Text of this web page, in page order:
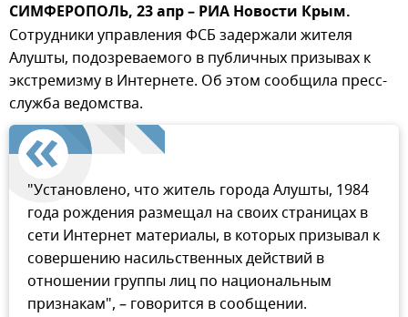
СИМФЕРОПОЛЬ, 23 апр – РИА Новости Крым.
Сотрудники управления ФСБ задержали жителя
Алушты, подозреваемого в публичных призывах к
экстремизму в Интернете. Об этом сообщила пресс-
служба ведомства.
"Установлено, что житель города Алушты, 1984
года рождения размещал на своих страницах в
сети Интернет материалы, в которых призывал к
совершению насильственных действий в
отношении группы лиц по национальным
признакам", – говорится в сообщении.